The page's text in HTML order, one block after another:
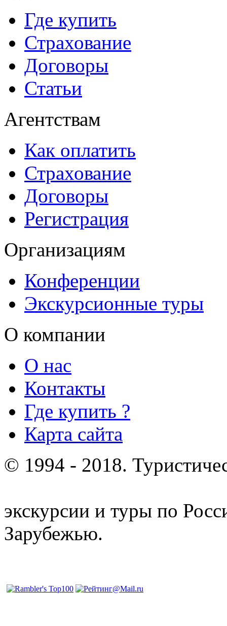
Где купить
Страхование
Договоры
Статьи
Агентствам
Как оплатить
Страхование
Договоры
Регистрация
Организациям
Конференции
Экскурсионные туры
О компании
О нас
Контакты
Где купить ?
Карта сайта
© 1994 - 2018.
экскурсии и туры по
Зарубежью.